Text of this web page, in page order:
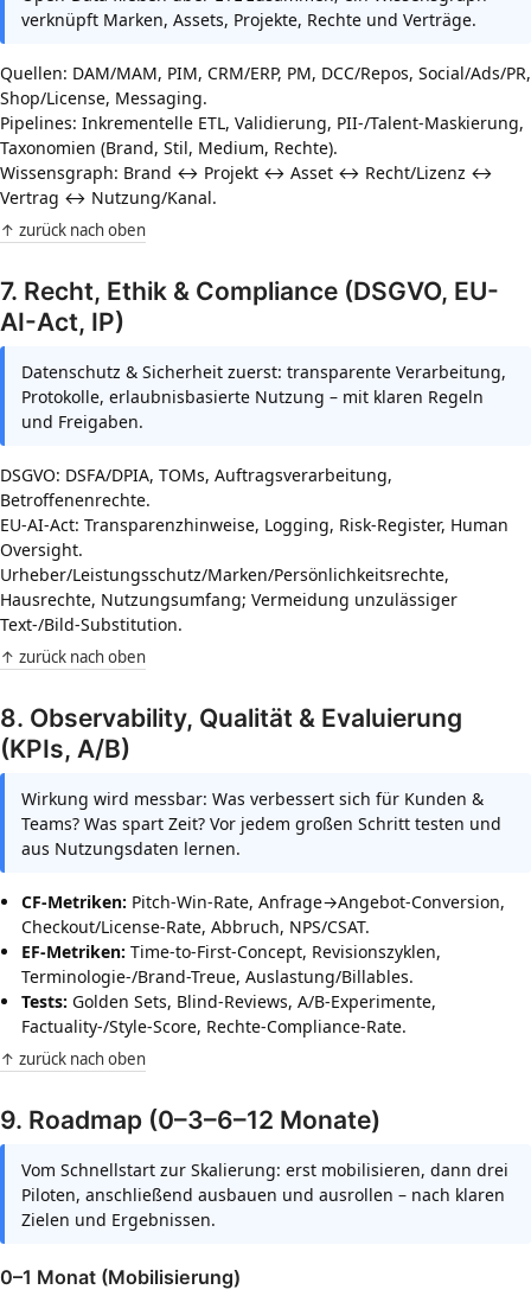
verknüpft Marken, Assets, Projekte, Rechte und Verträge.
Quellen: DAM/MAM, PIM, CRM/ERP, PM, DCC/Repos, Social/Ads/PR,
Shop/License, Messaging.
Pipelines: Inkrementelle ETL, Validierung, PII-/Talent-Maskierung,
Taxonomien (Brand, Stil, Medium, Rechte).
Wissensgraph: Brand ↔ Projekt ↔ Asset ↔ Recht/Lizenz ↔
Vertrag ↔ Nutzung/Kanal.
↑ zurück nach oben
7. Recht, Ethik & Compliance (DSGVO, EU-
AI-Act, IP)
Datenschutz & Sicherheit zuerst: transparente Verarbeitung,
Protokolle, erlaubnisbasierte Nutzung – mit klaren Regeln
und Freigaben.
DSGVO: DSFA/DPIA, TOMs, Auftragsverarbeitung,
Betroffenenrechte.
EU-AI-Act: Transparenzhinweise, Logging, Risk-Register, Human
Oversight.
Urheber/Leistungsschutz/Marken/Persönlichkeitsrechte,
Hausrechte, Nutzungsumfang; Vermeidung unzulässiger
Text-/Bild-Substitution.
↑ zurück nach oben
8. Observability, Qualität & Evaluierung
(KPIs, A/B)
Wirkung wird messbar: Was verbessert sich für Kunden &
Teams? Was spart Zeit? Vor jedem großen Schritt testen und
aus Nutzungsdaten lernen.
CF-Metriken: Pitch-Win-Rate, Anfrage→Angebot-Conversion,
Checkout/License-Rate, Abbruch, NPS/CSAT.
EF-Metriken: Time-to-First-Concept, Revisionszyklen,
Terminologie-/Brand-Treue, Auslastung/Billables.
Tests: Golden Sets, Blind-Reviews, A/B-Experimente,
Factuality-/Style-Score, Rechte-Compliance-Rate.
↑ zurück nach oben
9. Roadmap (0–3–6–12 Monate)
Vom Schnellstart zur Skalierung: erst mobilisieren, dann drei
Piloten, anschließend ausbauen und ausrollen – nach klaren
Zielen und Ergebnissen.
0–1 Monat (Mobilisierung)